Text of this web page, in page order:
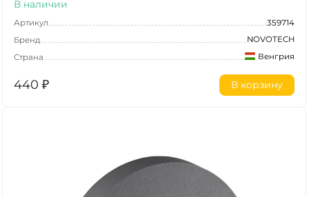
В наличии
Артикул
359714
Бренд
NOVOTECH
Страна
Венгрия
440 ₽ В корзину